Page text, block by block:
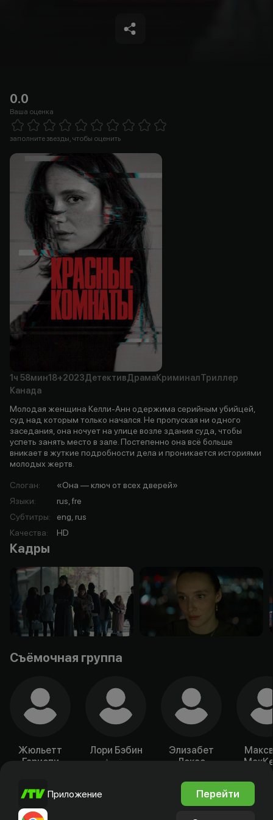
0.0
Ваша оценка
5 Stars
заполните звезды, чтобы оценить
1ч 58мин18+2023ДетективДрамаКриминалТриллер
Канада
Молодая женщина Келли-Анн одержима серийным убийцей,
суд над которым только начался. Не пропуская ни одного
заседания, она ночует на улице возле здания суда, чтобы
успеть занять место в зале. Постепенно она всё больше
вникает в жуткие подробности дела и проникается историями
молодых жертв.
Слоган:
«Она — ключ от всех дверей»
Языки:
rus, fre
Субтитры:
eng, rus
Качества: HD
Кадры
Съёмочная группа
Жюльетт
Гариепи
Лори Бэбин
Актёр
Элизабет
Локас
Приложение Перейти